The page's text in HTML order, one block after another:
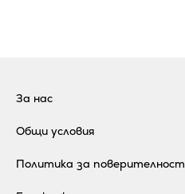
За нас
Общи условия
Политика за поверителност